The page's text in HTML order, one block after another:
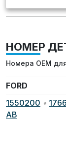
НОМЕР
Номера OEM
FORD
1550200 •
AB